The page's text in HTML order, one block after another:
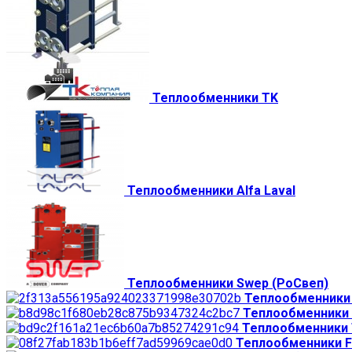
Теплообменники TK
Теплообменники Alfa Laval
Теплообменники Swep (РоСвеп)
Теплообменники
Теплообменники
Теплообменники
Теплообменники